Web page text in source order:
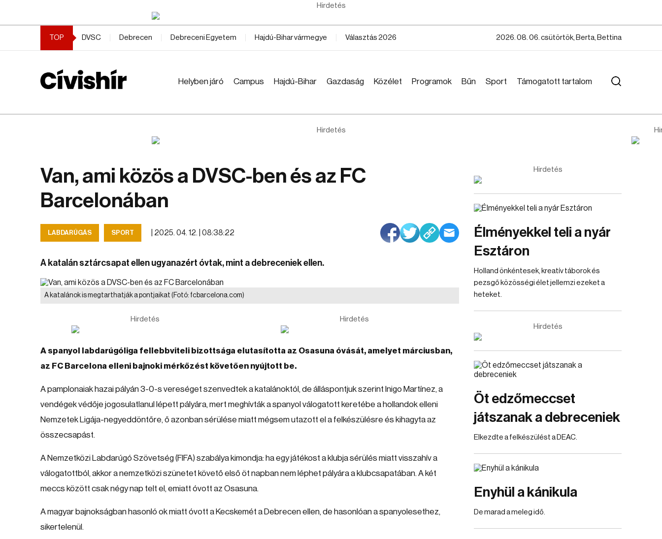
Hirdetés
TOP DVSC Debrecen Debreceni Egyetem Hajdú-Bihar vármegye Választás 2026 2026. 08. 06. csütörtök, Berta, Bettina
Helyben járó Campus Hajdú-Bihar Gazdaság Közélet Programok Bűn Sport Támogatott tartalom
Hirdetés
Van, ami közös a DVSC-ben és az FC
Barcelonában
LABDARÚGÁS SPORT 2025. 04. 12. | 08:38:22
A katalán sztárcsapat ellen ugyanazért óvtak, mint a debreceniek ellen.
A katalánok is megtarthatják a pontjaikat (Fotó: fcbarcelona.com)
Hirdetés Hirdetés
A spanyol labdarúgóliga fellebbviteli bizottsága elutasította az Osasuna óvását, amelyet márciusban,
az FC Barcelona elleni bajnoki mérkőzést követően nyújtott be.
A pamplonaiak hazai pályán 3-0-s vereséget szenvedtek a katalánoktól, de álláspontjuk szerint Inigo Martínez, a
vendégek védője jogosulatlanul lépett pályára, mert meghívták a spanyol válogatott keretébe a hollandok elleni
Nemzetek Ligája-negyeddöntőre, ő azonban sérülése miatt mégsem utazott el a felkészülésre és kihagyta az
összecsapást.
A Nemzetközi Labdarúgó Szövetség (FIFA) szabálya kimondja: ha egy játékost a klubja sérülés miatt visszahív a
válogatottból, akkor a nemzetközi szünetet követő első öt napban nem léphet pályára a klubcsapatában. A két
meccs között csak négy nap telt el, emiatt óvott az Osasuna.
A magyar bajnokságban hasonló ok miatt óvott a Kecskemét a Debrecen ellen, de hasonlóan a spanyolesethez,
sikertelenül.
Hirdetés
Élményekkel teli a nyár
Esztáron
Holland önkéntesek, kreatív táborok és
pezsgő közösségi élet jellemzi ezeket a
heteket.
Hirdetés
Öt edzőmeccset
játszanak a debreceniek
Elkezdte a felkészülést a DEAC.
Enyhül a kánikula
De marad a meleg idő.